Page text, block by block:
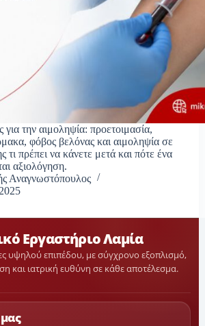
για την αιμοληψία: προετοιμασία,
φόβος βελόνας και αιμοληψία σε
τι πρέπει να κάνετε μετά και πότε ένα
αξιολόγηση.
Αναγνωστόπουλος
Εργαστήριο Λαμία
υψηλού επιπέδου, με σύγχρονο εξοπλισμό,
και ιατρική ευθύνη σε κάθε αποτέλεσμα.